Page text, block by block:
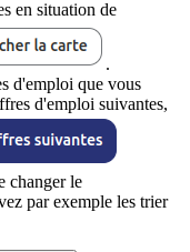
en situation de
.
d'emploi que vous
d'emploi suivantes,
changer le
par exemple les trier